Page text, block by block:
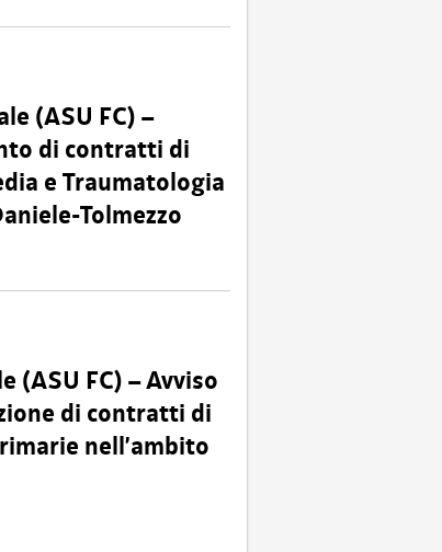
(ASU FC) –
di contratti di
e Traumatologia
Tolmezzo
FC) – Avviso
di contratti di
nell’ambito